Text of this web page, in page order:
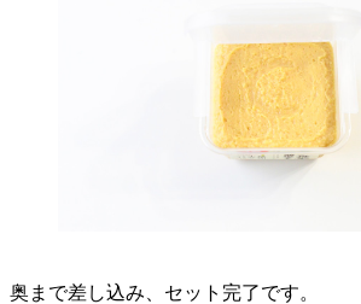
奥まで差し込み、セット完了です。